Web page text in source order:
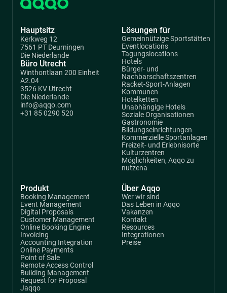
Hauptsitz
Kerkweg 12
7561 PT Deurningen
Die Niederlande
Büro Utrecht
Winthontlaan 200 Einheit
A2.04
3526 KV Utrecht
Die Niederlande
info@aqqo.com
+31 85 0290 520
Produkt
Booking Management
Event Management
Digital Proposals
Customer Management
Online Booking Engine
Invoicing
Accounting Integration
Online Payments
Point of Sale
Remote Access Control
Building Management
Request for Proposal
Jaqqo
Lösungen für
Gemeinnützige Sportstätten
Eventlocations
Tagungslocations
Hotels
Bürger- und
Nachbarschaftszentren
Racket-Sport-Anlagen
Kommunen
Hotelketten
Unabhängige Hotels
Soziale Organisationen
Gastronomie
Bildungseinrichtungen
Kommerzielle Sportanlagen
Freizeit- und Erlebnisorte
Kulturzentren
Möglichkeiten, Aqqo zu
nutzena
Über Aqqo
Wer wir sind
Das Leben in Aqqo
Vakanzen
Kontakt
Resources
Integrationen
Preise